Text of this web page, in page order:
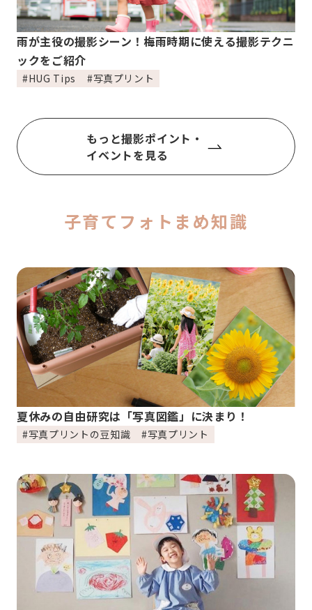
雨が主役の撮影シーン！梅雨時期に使える撮影テクニ
ックをご紹介
#HUG Tips #写真プリント
もっと撮影ポイント・
イベントを見る
子育てフォトまめ知識
夏休みの自由研究は「写真図鑑」に決まり！
#写真プリントの豆知識 #写真プリント